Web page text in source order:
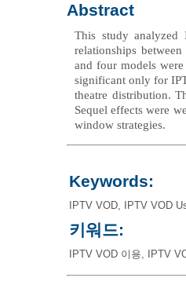
Abstract
This study
relationships
and four models
significant only for
theatre distribution.
Sequel effects were
window strategies.
Keywords:
IPTV VOD, IPTV VOD
키워드:
IPTV VOD 이용, IPTV